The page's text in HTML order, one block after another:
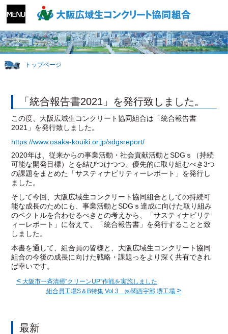
トップページ
「統合報告書2021」を発行致しました。
この度、大阪広域生コンクリート協同組合は「統合報告書
2021」を発行致しました。
https://www.osaka-kouiki.or.jp/sdgsreport/
2020年は、従来からの事業活動・社会貢献活動とSDGｓ（持続
可能な開発目標）とを結びつけつつ、優先的に取り組むべき3つ
の課題をまとめた「サスティナビリティーレポート」を発行し
ました。
そして今回、大阪広域生コンクリート協同組合としての持続可
能な成長のためにも、事業活動とSDGｓ達成に向けた取り組み
のベクトルを合わせるべきとの考えから、「サスティナビリテ
ィーレポート」に替えて、「統合報告書」を発行することと致
しました。
本書を通して、組合員の皆様と、大阪広域生コンクリート協同
組合の今後の成長に向けた戦略・課題っをより深く共有できれ
ば幸いです。
<大阪市一斉清掃”クリーンUP”作戦を実施しました
組合員工場S＆B特集 Vol.3 ㈱関西宇部 堺工場>
最新